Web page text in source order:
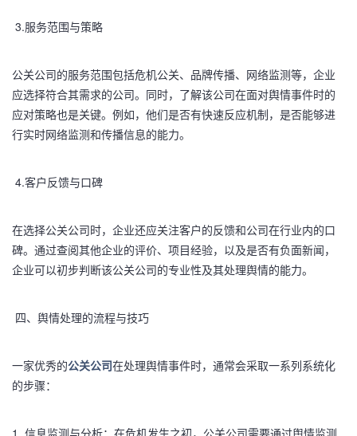
3.服务范围与策略
公关公司的服务范围包括危机公关、品牌传播、网络监测等，企业
应选择符合其需求的公司。同时，了解该公司在面对舆情事件时的
应对策略也是关键。例如，他们是否有快速反应机制，是否能够进
行实时网络监测和传播信息的能力。
4.客户反馈与口碑
在选择公关公司时，企业还应关注客户的反馈和公司在行业内的口
碑。通过查阅其他企业的评价、项目经验，以及是否有负面新闻，
企业可以初步判断该公关公司的专业性及其处理舆情的能力。
四、舆情处理的流程与技巧
一家优秀的公关公司在处理舆情事件时，通常会采取一系列系统化
的步骤：
1. 信息监测与分析：在危机发生之初，公关公司需要通过舆情监测